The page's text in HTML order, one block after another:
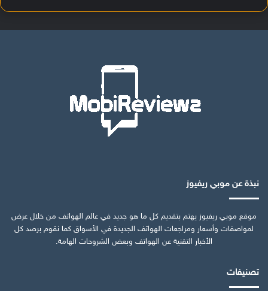
نبذة عن موبي ريفيوز
موقع موبي ريفيوز يهتم بتقديم كل ما هو جديد في عالم الهواتف من خلال عرض
لمواصفات وأسعار ومراجعات الهواتف الجديدة في الأسواق كما نقوم برصد كل
الأخبار التقنية عن الهواتف وبعض الشروحات الهامة.
تصنيفات